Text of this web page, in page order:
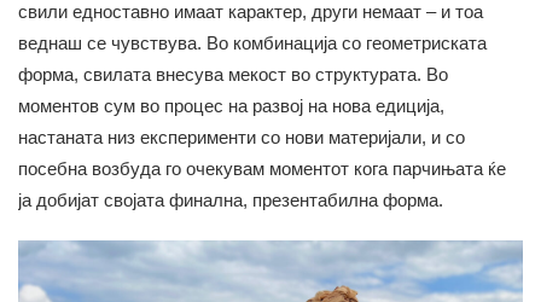
свили едноставно имаат карактер, други немаат – и тоа
веднаш се чувствува. Во комбинација со геометриската
форма, свилата внесува мекост во структурата. Во
моментов сум во процес на развој на нова едиција,
настаната низ експерименти со нови материјали, и со
посебна возбуда го очекувам моментот кога парчињата ќе
ја добијат својата финална, презентабилна форма.